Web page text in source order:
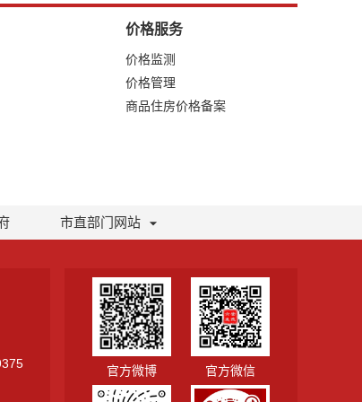
价格服务
价格监测
价格管理
商品住房价格备案
市直部门网站
官方微博 官方微信